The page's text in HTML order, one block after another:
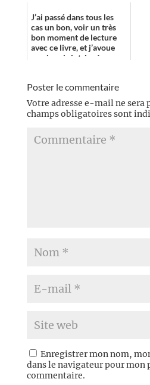
J’ai passé dans tous les
cas un bon, voir un très
bon moment de lecture
avec ce livre, et j’avoue
que je suis intrigué
Poster le commentaire
Votre adresse e-mail ne sera
champs obligatoires sont
Enregistrer mon nom,
dans le navigateur pour mon
commentaire.